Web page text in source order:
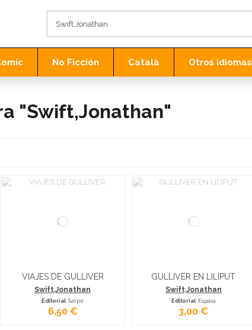
No Ficción Català Otros idiomas
"Swift,Jonathan"
VIAJES DE GULLIVER
Swift,Jonathan
Editorial: Sarpe
6,50 €
GULLIVER EN LILIPUT
Swift,Jonathan
Editorial: Espasa
3,00 €